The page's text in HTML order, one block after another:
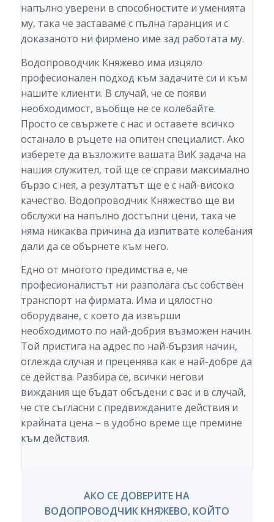
напълно уверени в способностите и уменията
му, така че заставаме с пълна гаранция и с
доказаното ни фирмено име зад работата му.
Водопроводчик Княжево има изцяло
професионален подход към задачите си и към
нашите клиенти. В случай, че се появи
необходимост, въобще не се колебайте.
Просто се свържете с нас и оставете всичко
останало в ръцете на опитен специалист. Ако
изберете да възложите вашата ВиК задача на
нашия служител, той ще се справи максимално
бързо с нея, а резултатът ще е с най-високо
качество. Водопроводчик Княжество ще ви
обслужи на напълно достъпни цени, така че
няма никаква причина да изпитвате колебания
дали да се обърнете към него.
Едно от многото предимства е, че
професионалистът ни разполага със собствен
транспорт на фирмата. Има и цялостно
оборудване, с което да извърши
необходимото по най-добрия възможен начин.
Той пристига на адрес по най-бързия начин,
оглежда случая и преценява как е най-добре да
се действа. Разбира се, всички негови
виждания ще бъдат обсъдени с вас и в случай,
че сте съгласни с предвижданите действия и
крайната цена – в удобно време ще премине
към действия.
АКО СЕ ДОВЕРИТЕ НА
ВОДОПРОВОДЧИК КНЯЖЕВО, КОЙТО